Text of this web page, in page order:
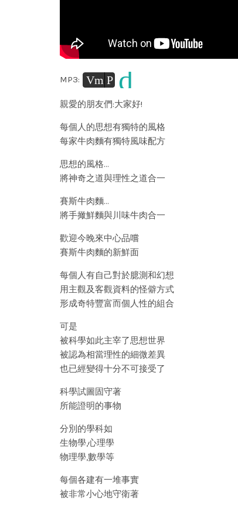
MP3: Vm P d
親愛的朋友們:大家好!
每個人的思想有獨特的風格
每家牛肉麵有獨特風味配方
思想的風格…
將神奇之道與理性之道合一
賽斯牛肉麵…
將手撖鮮麵與川味牛肉合一
歡迎今晚來中心品嚐
賽斯牛肉麵的新鮮面
每個人有自己對於臆測和幻想
用主觀及客觀資料的怪僻方式
形成奇特豐富而個人性的組合
可是
被科學如此主宰了思想世界
被認為相當理性的細微差異
也已經變得十分不可接受了
科學試圖固守著
所能證明的事物
分別的學科如
生物學,心理學
物理學,數學等
每個各建有一堆事實
被非常小心地守衛著